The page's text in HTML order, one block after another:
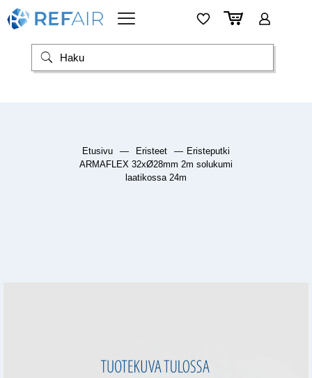
Etusivu — Eristeet — Eristeputki
ARMAFLEX 32xØ28mm 2m solukumi
laatikossa 24m